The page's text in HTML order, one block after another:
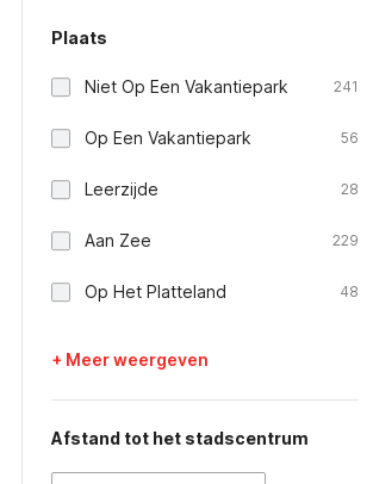
Plaats
Niet Op Een Vakantiepark 241
Op Een Vakantiepark 56
Leerzijde 28
Aan Zee 229
Op Het Platteland 48
+ Meer weergeven
Afstand tot het stadscentrum